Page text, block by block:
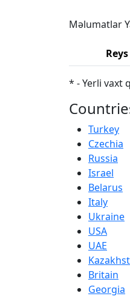
Məlumatlar
Reys
* - Yerli vaxt
Turkey
Czechia
Russia
Israel
Belarus
Italy
Ukraine
USA
UAE
Britain
Georgia